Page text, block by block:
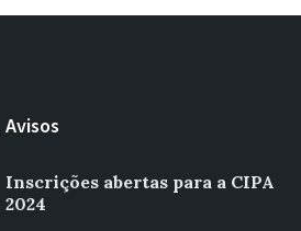
Avisos
Inscrições abertas para a CIPA
2024